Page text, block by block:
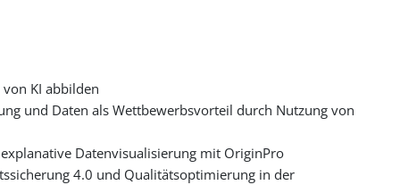
KI abbilden
und Daten als Wettbewerbsvorteil durch Nutzung von
Datenvisualisierung mit OriginPro
4.0 und Qualitätsoptimierung in der